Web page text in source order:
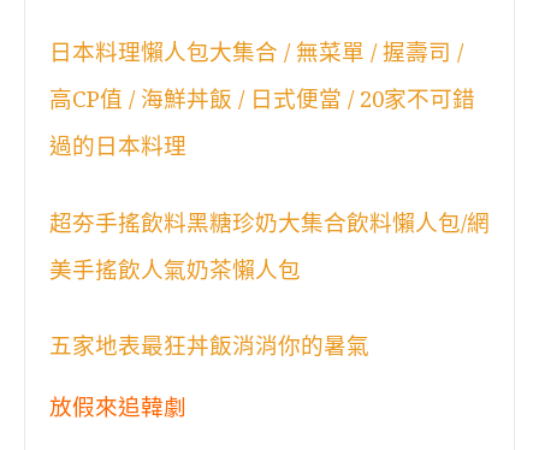
日本料理懶人包大集合 / 無菜單 / 握壽司 /
高CP值 / 海鮮丼飯 / 日式便當 / 20家不可錯
過的日本料理
超夯手搖飲料黑糖珍奶大集合飲料懶人包/網
美手搖飲人氣奶茶懶人包
五家地表最狂丼飯消消你的暑氣
放假來追韓劇